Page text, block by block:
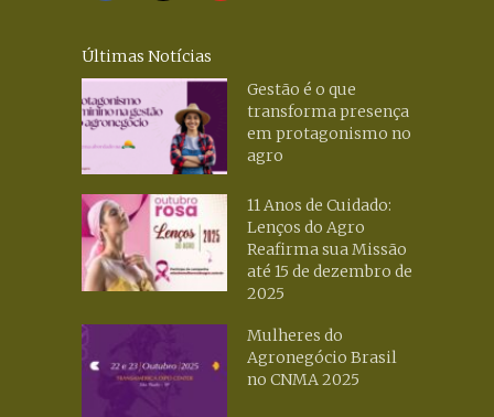
Últimas Notícias
Gestão é o que
transforma presença
em protagonismo no
agro
11 Anos de Cuidado:
Lenços do Agro
Reafirma sua Missão
até 15 de dezembro de
2025
Mulheres do
Agronegócio Brasil
no CNMA 2025